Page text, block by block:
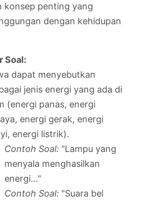
konsep penting yang
dengan kehidupan
Soal:
dapat menyebutkan
jenis energi yang ada di
(energi panas, energi
energi gerak, energi
energi listrik).
Contoh Soal: "Lampu yang
menyala menghasilkan
energi…"
Contoh Soal: "Suara bel